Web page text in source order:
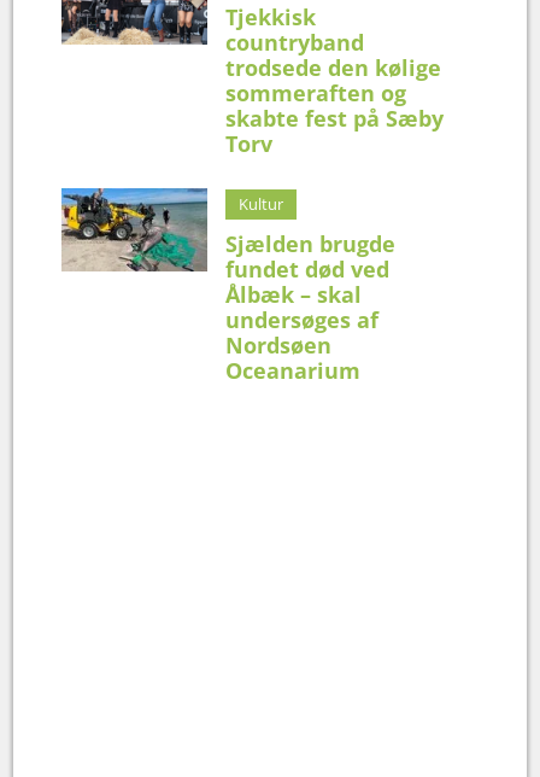
Tjekkisk
countryband
trodsede den kølige
sommeraften og
skabte fest på Sæby
Torv
Kultur
Sjælden brugde
fundet død ved
Ålbæk – skal
undersøges af
Nordsøen
Oceanarium